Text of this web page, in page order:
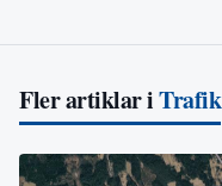
Fler artiklar iTrafik